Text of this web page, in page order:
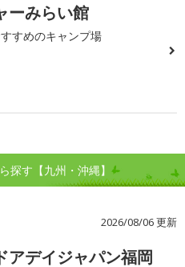
ーみらい館
すめのキャンプ場
探す【九州・沖縄】
2026/08/06 更新
アデイジャパン福岡